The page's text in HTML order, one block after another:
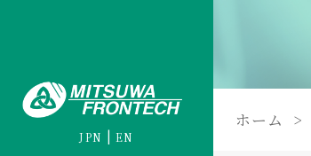
JPN EN
ホーム